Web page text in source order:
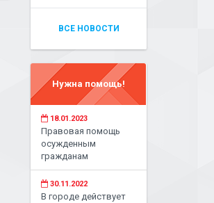
ВСЕ НОВОСТИ
Нужна помощь!
18.01.2023
Правовая помощь
осужденным
гражданам
30.11.2022
В городе действует